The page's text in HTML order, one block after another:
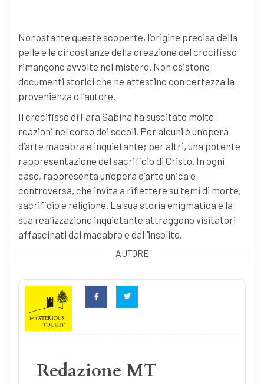
Nonostante queste scoperte, l’origine precisa della
pelle e le circostanze della creazione del crocifisso
rimangono avvolte nel mistero. Non esistono
documenti storici che ne attestino con certezza la
provenienza o l’autore.
Il crocifisso di Fara Sabina ha suscitato molte
reazioni nel corso dei secoli. Per alcuni è un’opera
d’arte macabra e inquietante; per altri, una potente
rappresentazione del sacrificio di Cristo. In ogni
caso, rappresenta un’opera d’arte unica e
controversa, che invita a riflettere su temi di morte,
sacrificio e religione. La sua storia enigmatica e la
sua realizzazione inquietante attraggono visitatori
affascinati dal macabro e dall’insolito.
AUTORE
Redazione MT